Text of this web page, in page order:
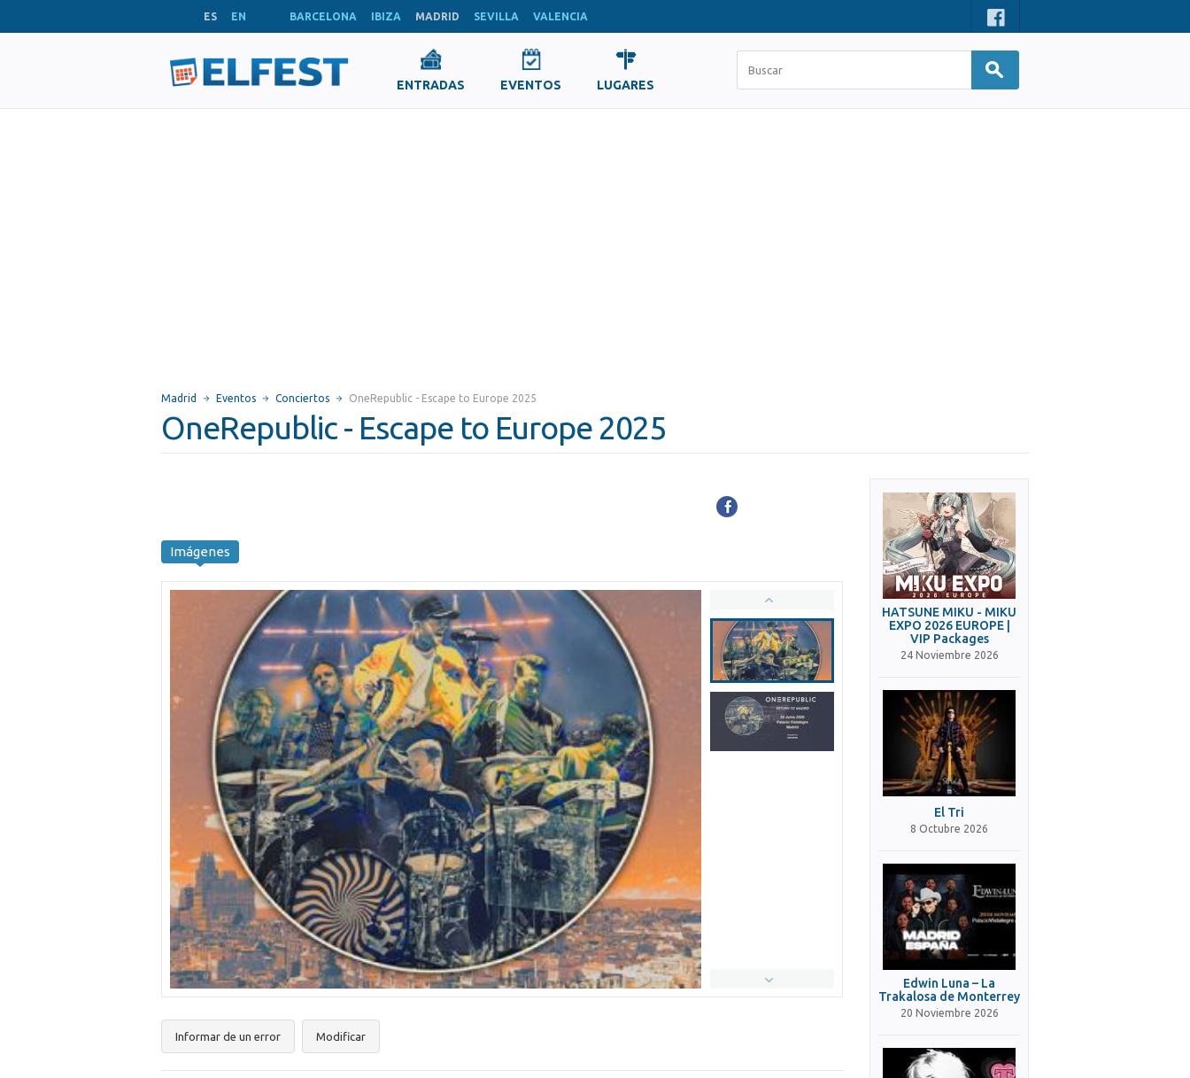
ES EN BARCELONA IBIZA MADRID SEVILLA VALENCIA
ENTRADAS EVENTOS LUGARES
Madrid Eventos Conciertos OneRepublic - Escape to Europe 2025
OneRepublic - Escape to Europe 2025
Imágenes
Informar de un error Modificar
HATSUNE MIKU - MIKU
EXPO 2026 EUROPE |
VIP Packages
24 Noviembre 2026
El Tri
8 Octubre 2026
Edwin Luna – La
Trakalosa de Monterrey
20 Noviembre 2026